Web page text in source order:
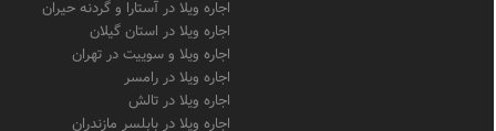
اجاره ویلا در آستارا و گردنه حیران
اجاره ویلا در استان گیلان
اجاره ویلا و سوییت در تهران
اجاره ویلا در رامسر
اجاره ویلا در تالش
اجاره ویلا در بابلسر مازندران